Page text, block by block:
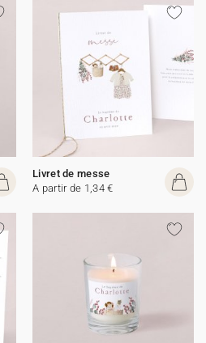
Livret de messe
A partir de 1,34 €